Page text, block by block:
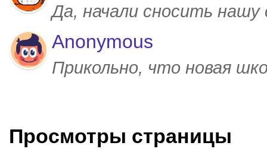
Да, начали сносить
Anonymous
Прикольно, что новая
Просмотры страницы